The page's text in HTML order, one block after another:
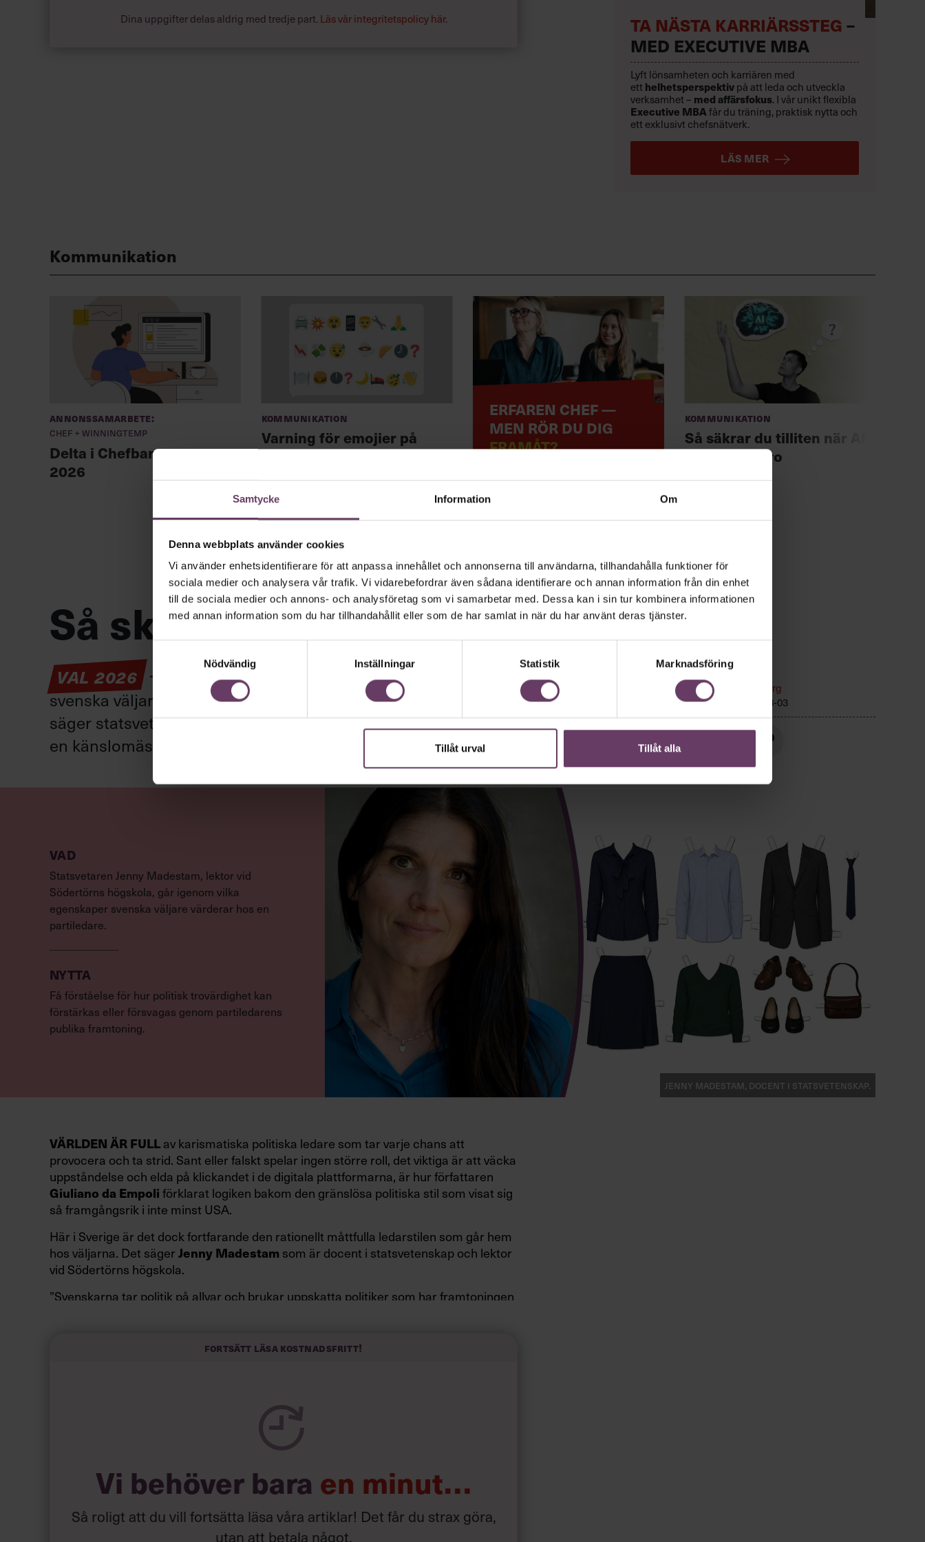
Samtycke Information Om
Denna webbplats använder cookies
Vi använder enhetsidentifierare för att anpassa innehållet och annonserna till användarna, tillhandahålla funktioner för
sociala medier och analysera vår trafik. Vi vidarebefordrar även sådana identifierare och annan information från din enhet
till de sociala medier och annons- och analysföretag som vi samarbetar med. Dessa kan i sin tur kombinera informationen
med annan information som du har tillhandahållit eller som de har samlat in när du har använt deras tjänster.
Nödvändig
Inställningar Statistik Marknadsföring
Tillåt urval Tillåt alla
Dina uppgifter delas aldrig med tredje part. Läs vår integritetspolicy här. TA NÄSTA KARRIÄRSSTEG –
MED EXECUTIVE MBA
Lyft lönsamheten och karriären med
ett helhetsperspektiv på att leda och utveckla
verksamhet – med affärsfokus. I vår unikt flexibla
Executive MBA får du träning, praktisk nytta och
ett exklusivt chefsnätverk.
LÄS MER
Kommunikation
Annonssamarbete:
Chef + Winningtemp
Delta i Chefbarometern
2026
Kommunikation
Varning för emojier på
jobbet
ERFAREN CHEF —
MEN RÖR DU DIG
FRAMÅT?
LÄS MER
Kommunikation
Så säkrar du tilliten när AI
göder misstro
Så ska en partiledare vara
VAL 2026
Provokation, glamour och galna utspel? Nej, det är inget för
svenska väljare. Här är det fortfarande den måttfulla partiledarstilen som går hem,
säger statsvetaren Jenny Madestam: ”Hellre en tråkig partiledare i foträta skor, än
en känslomässig spelevink i högklackat.”
Ledarskap
Text:Fredrik Kullberg
Publicerad
2026-08-03
VAD
Statsvetaren Jenny Madestam, lektor vid
Södertörns högskola, går igenom vilka
egenskaper svenska väljare värderar hos en
partiledare.
NYTTA
Få förståelse för hur politisk trovärdighet kan
förstärkas eller försvagas genom partiledarens
publika framtoning.
Jenny Madestam, docent i statsvetenskap.
VÄRLDEN ÄR FULL av karismatiska politiska ledare som tar varje chans att
provocera och ta strid. Sant eller falskt spelar ingen större roll, det viktiga är att väcka
uppståndelse och elda på klickandet i de digitala plattformarna, är hur författaren
Giuliano da Empoli förklarat logiken bakom den gränslösa politiska stil som visat sig
så framgångsrik i inte minst USA.
Här i Sverige är det dock fortfarande den rationellt måttfulla ledarstilen som går hem
hos väljarna. Det säger Jenny Madestam som är docent i statsvetenskap och lektor
vid Södertörns högskola.
”Svenskarna tar politik på allvar och brukar uppskatta politiker som har framtoningen
sammanfatta de önskningar som svenskarna för fram i undersökningar.”
Siri Wikander: ”Led som i början av pandemin”
Fortsätt läsa kostnadsfritt!
Vi behöver bara en minut…
Så roligt att du vill fortsätta läsa våra artiklar! Det får du strax göra,
utan att betala något.